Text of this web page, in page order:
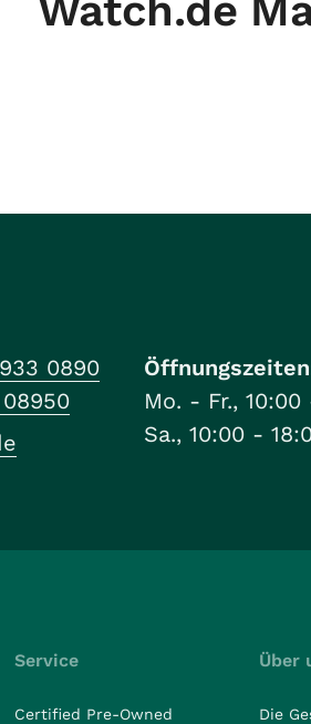
Watch.de
0890
08950
Mo. - Fr., 10:00
Sa., 10:00 -
Service
Certified Pre-Owned
Über
Die